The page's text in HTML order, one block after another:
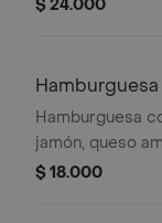
$ 24.000
Hamburguesa
jamón, queso
de temporada.
$ 18.000